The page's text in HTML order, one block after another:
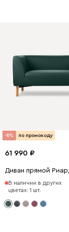
-8% по промокоду
61 990
Диван прямой
В наличии в других
цветах: 1 шт.